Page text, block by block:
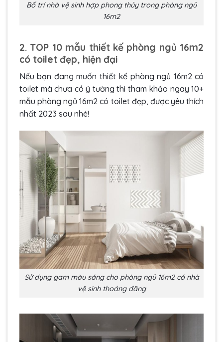
Bố trí nhà vệ sinh hợp phong thủy trong phòng ngủ
16m2
2. TOP 10 mẫu thiết kế phòng ngủ 16m2
có toilet đẹp, hiện đại
Nếu bạn đang muốn thiết kế phòng ngủ 16m2 có
toilet mà chưa có ý tưởng thì tham khảo ngay 10+
mẫu phòng ngủ 16m2 có toilet đẹp, được yêu thích
nhất 2023 sau nhé!
Sử dụng gam màu sáng cho phòng ngủ 16m2 có nhà
vệ sinh thoáng đãng